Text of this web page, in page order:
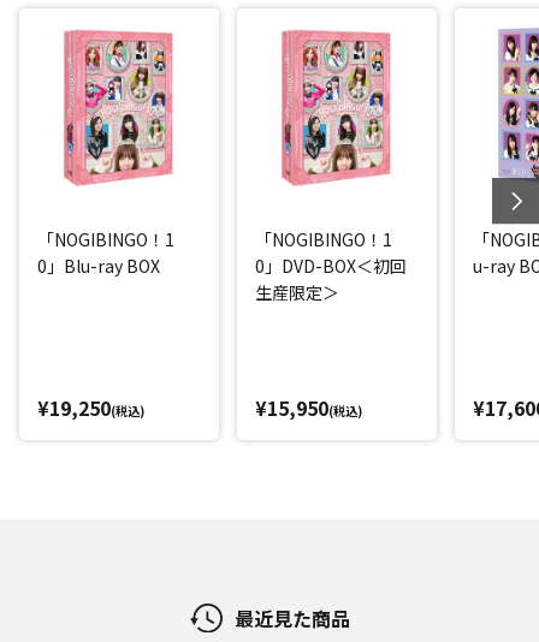
「NOGIBINGO！1
0」Blu-ray BOX
¥19,250(税込)
「NOGIBINGO！1
0」DVD-BOX＜初回
生産限定＞
¥15,950(税込)
「
u-ray
最近見た商品